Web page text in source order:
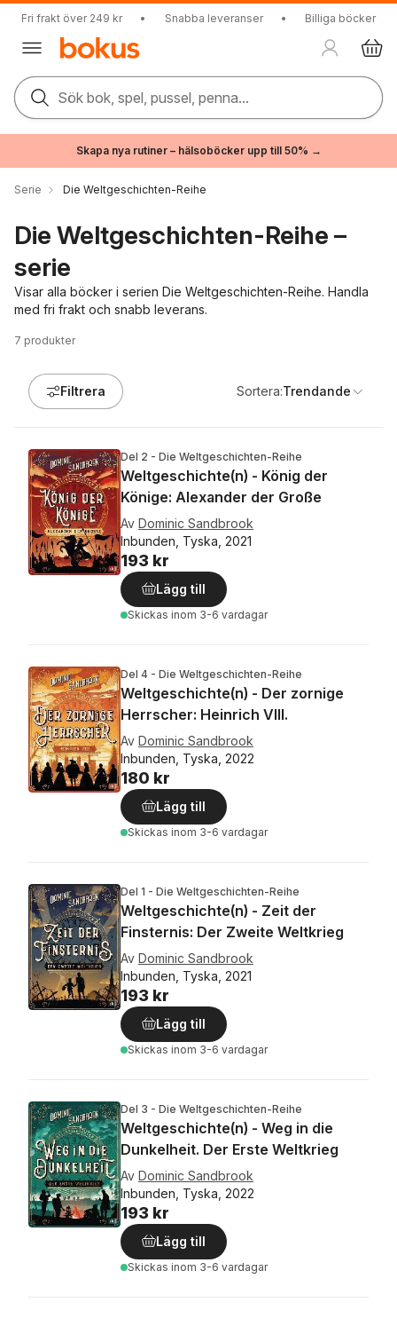
Fri frakt över 249 kr • Snabba leveranser • Billiga böcker
Sök bok, spel, pussel, penna...
Skapa nya rutiner – hälsoböcker upp till 50% →
Serie Die Weltgeschichten-Reihe
Die Weltgeschichten-Reihe –
serie
Visar alla böcker i serien Die Weltgeschichten-Reihe. Handla
med fri frakt och snabb leverans.
7 produkter
Filtrera Sortera:Trendande
Del 2 - Die Weltgeschichten-Reihe
Weltgeschichte(n) - König der
Könige: Alexander der Große
Av Dominic Sandbrook
Inbunden, Tyska, 2021
193 kr
Lägg till
Skickas inom 3-6 vardagar
Del 4 - Die Weltgeschichten-Reihe
Weltgeschichte(n) - Der zornige
Herrscher: Heinrich VIII.
Av Dominic Sandbrook
Inbunden, Tyska, 2022
180 kr
Lägg till
Skickas inom 3-6 vardagar
Del 1 - Die Weltgeschichten-Reihe
Weltgeschichte(n) - Zeit der
Finsternis: Der Zweite Weltkrieg
Av Dominic Sandbrook
Inbunden, Tyska, 2021
193 kr
Lägg till
Skickas inom 3-6 vardagar
Del 3 - Die Weltgeschichten-Reihe
Weltgeschichte(n) - Weg in die
Dunkelheit. Der Erste Weltkrieg
Av Dominic Sandbrook
Inbunden, Tyska, 2022
193 kr
Lägg till
Skickas inom 3-6 vardagar